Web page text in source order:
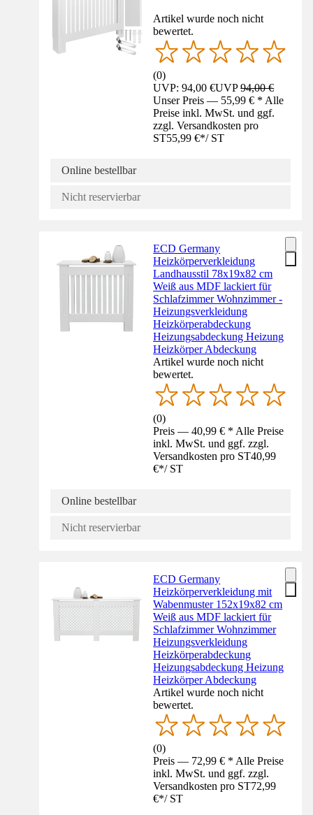
Artikel wurde noch nicht
bewertet.
(0)
UVP: 94,00 €UVP94,00 €
Unser Preis — 55,99 € * Alle
Preise inkl. MwSt. und ggf.
zzgl. Versandkosten pro
ST55,99 €*/ ST
Online bestellbar
Nicht reservierbar
ECD Germany
Heizkörperverkleidung
Landhausstil 78x19x82 cm
Weiß aus MDF lackiert für
Schlafzimmer Wohnzimmer -
Heizungsverkleidung
Heizkörperabdeckung
Heizungsabdeckung Heizung
Heizkörper Abdeckung
Artikel wurde noch nicht
bewertet.
(0)
Preis — 40,99 € * Alle Preise
inkl. MwSt. und ggf. zzgl.
Versandkosten pro ST40,99
€*/ ST
Online bestellbar
Nicht reservierbar
ECD Germany
Heizkörperverkleidung mit
Wabenmuster 152x19x82 cm
Weiß aus MDF lackiert für
Schlafzimmer Wohnzimmer
Heizungsverkleidung
Heizkörperabdeckung
Heizungsabdeckung Heizung
Heizkörper Abdeckung
Artikel wurde noch nicht
bewertet.
(0)
Preis — 72,99 € * Alle Preise
inkl. MwSt. und ggf. zzgl.
Versandkosten pro ST72,99
€*/ ST